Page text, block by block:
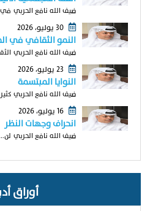
ضيف الله نافع الحربي
30 يوليو، 2026
النمو الثقافي في
ضيف الله نافع الحربي
النوايا المبتسمة
ضيف الله نافع الحربي
16 يوليو، 2026
انحراف وجهات النظر
ضيف الله نافع الحربي
أوراق